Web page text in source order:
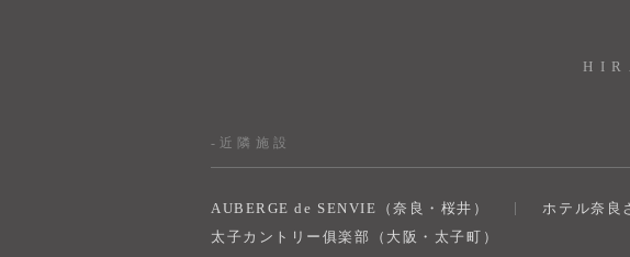
-近隣施設
AUBERGE de SENVIE（奈良・桜井） ホテル奈良
太子カントリー俱楽部（大阪・太子町）